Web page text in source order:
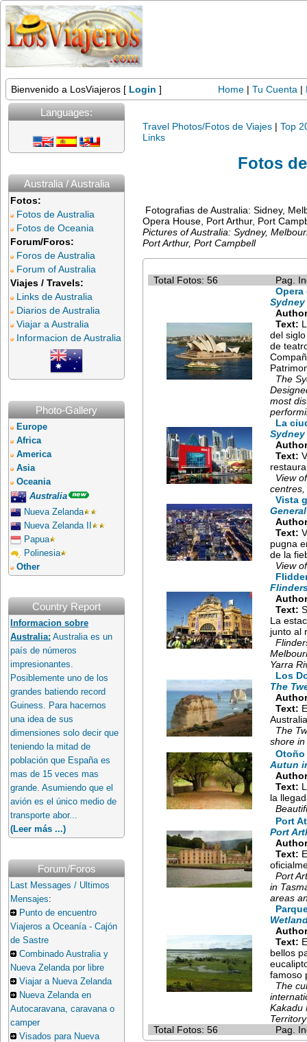
Bienvenido a LosViajeros [ Login ] Home| Tu Cuenta |
Languages:
Australia / Australia
Fotos:
Fotos de Australia
Fotos de Oceania
Forum/Foros:
Foros de Australia
Forum of Australia
Viajes / Travels:
Links de Australia
Diarios de Australia
Viajar a Australia
Informacion de Australia
Photo-Gallery
Europe
Africa
America
Asia
Oceania
Australia
Nueva Zelanda
Nueva Zelanda II
Papua
Polinesia
Other
Country Report
Informacion sobre
Australia: Australia es un
país de números
impresionantes.
Posiblemente uno de los
grandes batiendo record
Guiness. Para hacernos
una idea de sus
dimensiones solo decir que
teniendo la mitad de
población que España es
mas de 15 veces mas
grande. Asumiendo que el
avión es el único medio de
transporte abor...
(Leer más ...)
Forum/Foros
Last Messages / Ultimos
Mensajes:
Punto de encuentro
Viajeros a Oceanía - Cajón
de Sastre
Combinado Australia y
Nueva Zelanda por libre
Viajar a Nueva Zelanda
Nueva Zelanda en
Autocaravana, caravana o
camper
Visados para Nueva
Travel Photos/Fotos de Viajes | Top
Links
Fotos
Fotografias de Australia: Sidney,
Opera House, Port Arthur, Port
Pictures of Australia: Sydney,
Port Arthur, Port Campbell
Total Fotos: 56
Pag.
Opera
Sydney
Text:
del
de
The
most
La
Text:
View
Vista
Text:
pugna
de la
View
Text:
La
junto al
Yarra
Los
The
Text:
The
shore
Otoño
Autun
Text:
la
Port
Port
Text:
Port
in
areas
Text:
bellos
famoso
The
Kakadu
Total Fotos: 56
Pag.